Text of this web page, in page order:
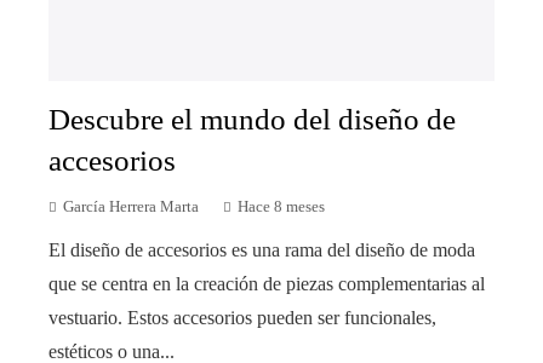
Descubre el mundo del diseño de
accesorios
García Herrera Marta Hace 8 meses
El diseño de accesorios es una rama del diseño de moda
que se centra en la creación de piezas complementarias al
vestuario. Estos accesorios pueden ser funcionales,
estéticos o una...